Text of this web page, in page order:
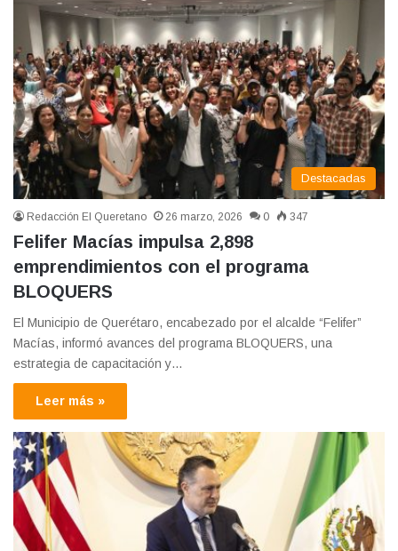
Destacadas
Redacción El Queretano 26 marzo, 2026 0 347
Felifer Macías impulsa 2,898
emprendimientos con el programa
BLOQUERS
El Municipio de Querétaro, encabezado por el alcalde “Felifer”
Macías, informó avances del programa BLOQUERS, una
estrategia de capacitación y…
Leer más »